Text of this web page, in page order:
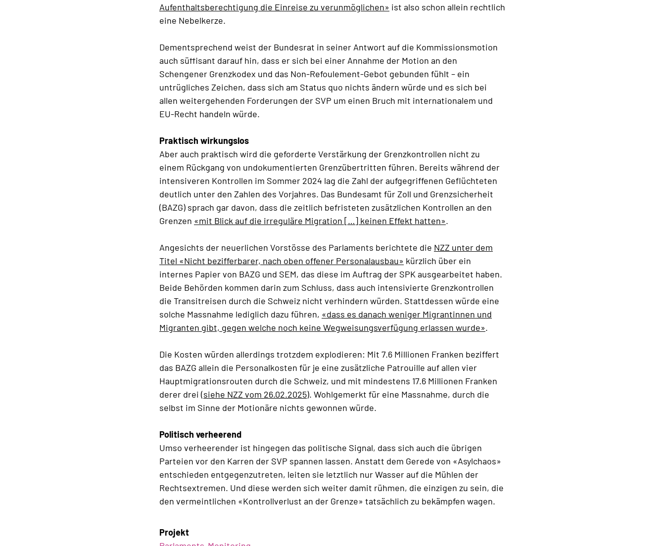
Aufenthaltsberechtigung die Einreise zu verunmöglichen» ist also schon allein rechtlich
eine Nebelkerze.
Dementsprechend weist der Bundesrat in seiner Antwort auf die Kommissionsmotion
auch süffisant darauf hin, dass er sich bei einer Annahme der Motion an den
Schengener Grenzkodex und das Non-Refoulement-Gebot gebunden fühlt – ein
untrügliches Zeichen, dass sich am Status quo nichts ändern würde und es sich bei
allen weitergehenden Forderungen der SVP um einen Bruch mit internationalem und
EU-Recht handeln würde.
Praktisch wirkungslos
Aber auch praktisch wird die geforderte Verstärkung der Grenzkontrollen nicht zu
einem Rückgang von undokumentierten Grenzübertritten führen. Bereits während der
intensiveren Kontrollen im Sommer 2024 lag die Zahl der aufgegriffenen Geflüchteten
deutlich unter den Zahlen des Vorjahres. Das Bundesamt für Zoll und Grenzsicherheit
(BAZG) sprach gar davon, dass die zeitlich befristeten zusätzlichen Kontrollen an den
Grenzen «mit Blick auf die irreguläre Migration […] keinen Effekt hatten».
Angesichts der neuerlichen Vorstösse des Parlaments berichtete die NZZ unter dem
Titel «Nicht bezifferbarer, nach oben offener Personalausbau» kürzlich über ein
internes Papier von BAZG und SEM, das diese im Auftrag der SPK ausgearbeitet haben.
Beide Behörden kommen darin zum Schluss, dass auch intensivierte Grenzkontrollen
die Transitreisen durch die Schweiz nicht verhindern würden. Stattdessen würde eine
solche Massnahme lediglich dazu führen, «dass es danach weniger Migrantinnen und
Migranten gibt, gegen welche noch keine Wegweisungsverfügung erlassen wurde».
Die Kosten würden allerdings trotzdem explodieren: Mit 7.6 Millionen Franken beziffert
das BAZG allein die Personalkosten für je eine zusätzliche Patrouille auf allen vier
Hauptmigrationsrouten durch die Schweiz, und mit mindestens 17.6 Millionen Franken
derer drei (siehe NZZ vom 26.02.2025). Wohlgemerkt für eine Massnahme, durch die
selbst im Sinne der Motionäre nichts gewonnen würde.
Politisch verheerend
Umso verheerender ist hingegen das politische Signal, dass sich auch die übrigen
Parteien vor den Karren der SVP spannen lassen. Anstatt dem Gerede von «Asylchaos»
entschieden entgegenzutreten, leiten sie letztlich nur Wasser auf die Mühlen der
Rechtsextremen. Und diese werden sich weiter damit rühmen, die einzigen zu sein, die
den vermeintlichen «Kontrollverlust an der Grenze» tatsächlich zu bekämpfen wagen.
Projekt